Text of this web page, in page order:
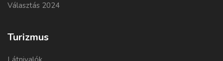
Választás 2024
Turizmus